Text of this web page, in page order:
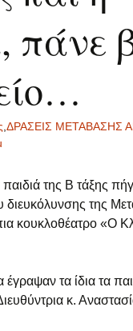
μας
αποστάσεως
Ε΄ τάξη… εξ
ΤΠΕ… εξ αποστάσεως
εξ
αποστάσεως
πάνε
ΔΡΑΣΕΙΣ ΜΕΤΑΒΑΣΗΣ
της Β τάξης
διευκόλυνσης της
κουκλοθέατρο «Ο
τα ίδια τα
κ.